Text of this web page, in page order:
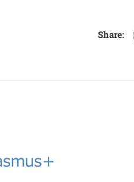
Share: